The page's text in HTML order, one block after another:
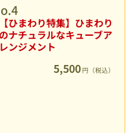
【ひまわり特集】ひまわり
のナチュラルなキューブア
レンジメント
5,500 円（税込）